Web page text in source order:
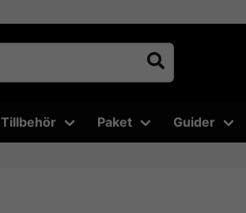
Tillbehör Paket Guider